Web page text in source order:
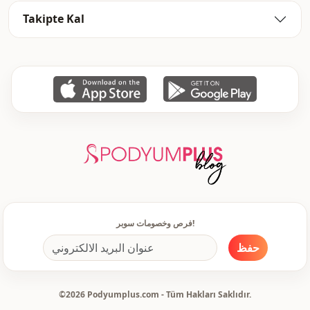
الصورة الظلية
الطول ماكسي
الأناقة كلاسيكي
منسوج
مطرز بالحجر
تفاصيل الكم كم طويل
تفاصيل الكم معيار
طريقة الإغلاق سحَّاب
مرصع بالأحجار
Takipte Kal
فرص وخصومات سوبر!
حفظ
©2026 Podyumplus.com - Tüm Hakları Saklıdır.